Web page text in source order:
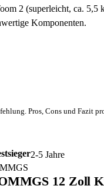
2 (superleicht, ca. 5,5
Komponenten.
Pros, Cons und Fazit
2-5 Jahre
12 Zoll